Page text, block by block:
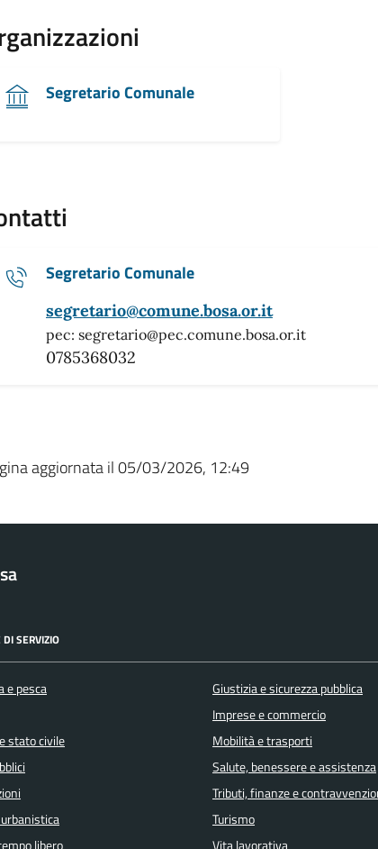
Segretario Comunale
Segretario Comunale
segretario@comune.bosa.or.it
pec: segretario@pec.comune.bosa.or.it
0785368032
aggiornata il 05/03/2026, 12:49
DI SERVIZIO
e pesca
stato civile
Giustizia e sicurezza pubblica
Imprese e commercio
Mobilità e trasporti
Salute, benessere e assistenza
Tributi, finanze e
Turismo